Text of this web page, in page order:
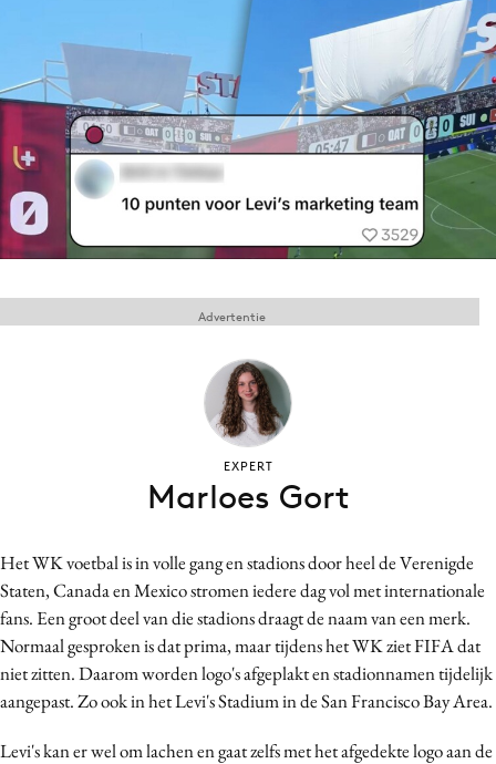
Menu
Home
9 sept: GenAI-training
12 nov: MarketingLive!
Adverteren
Events
Opleidingen
Vacatures
Artificial Intelligence
Carriere
Contentmarketing
Craft
Customer Experience
Data & Insights
Design
Het WK voetbal is in volle gang en stadions door heel de Verenigde
Staten, Canada en Mexico stromen iedere dag vol met internationale
fans. Een groot deel van die stadions draagt de naam van een merk.
Normaal gesproken is dat prima, maar tijdens het WK ziet FIFA dat
niet zitten. Daarom worden logo's afgeplakt en stadionnamen tijdelijk
aangepast. Zo ook in het Levi's Stadium in de San Francisco Bay Area.
Levi's kan er wel om lachen en gaat zelfs met het afgedekte logo aan de
Advertentie
EXPERT
Marloes Gort